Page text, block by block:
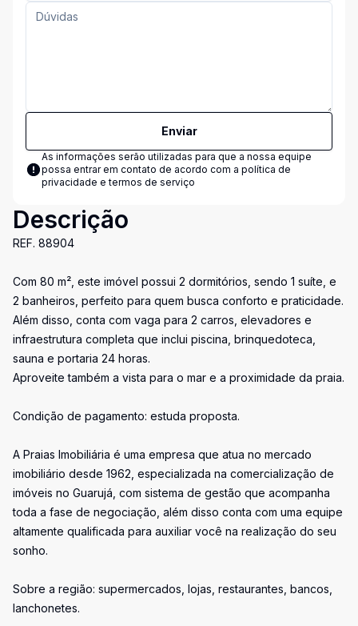
Enviar
As informações serão utilizadas para que a nossa equipe
possa entrar em contato de acordo com a política de
privacidade e termos de serviço
Descrição
REF. 88904
Com 80 m², este imóvel possui 2 dormitórios, sendo 1 suíte, e
2 banheiros, perfeito para quem busca conforto e praticidade.
Além disso, conta com vaga para 2 carros, elevadores e
infraestrutura completa que inclui piscina, brinquedoteca,
sauna e portaria 24 horas.
Aproveite também a vista para o mar e a proximidade da praia.
Condição de pagamento: estuda proposta.
A Praias Imobiliária é uma empresa que atua no mercado
imobiliário desde 1962, especializada na comercialização de
imóveis no Guarujá, com sistema de gestão que acompanha
toda a fase de negociação, além disso conta com uma equipe
altamente qualificada para auxiliar você na realização do seu
sonho.
Sobre a região: supermercados, lojas, restaurantes, bancos,
lanchonetes.